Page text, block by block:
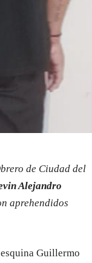
de Ciudad del
Alejandro
aprehendidos
Guillermo